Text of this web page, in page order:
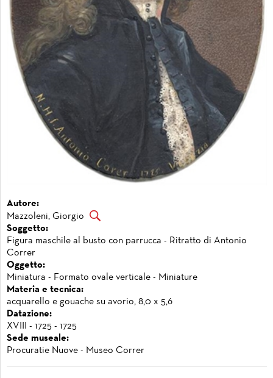
Autore:
Mazzoleni, Giorgio
Soggetto:
Figura maschile al busto con parrucca - Ritratto di Antonio
Correr
Oggetto:
Miniatura - Formato ovale verticale - Miniature
Materia e tecnica:
acquarello e gouache su avorio, 8,0 x 5,6
Datazione:
XVIII - 1725 - 1725
Sede museale:
Procuratie Nuove - Museo Correr